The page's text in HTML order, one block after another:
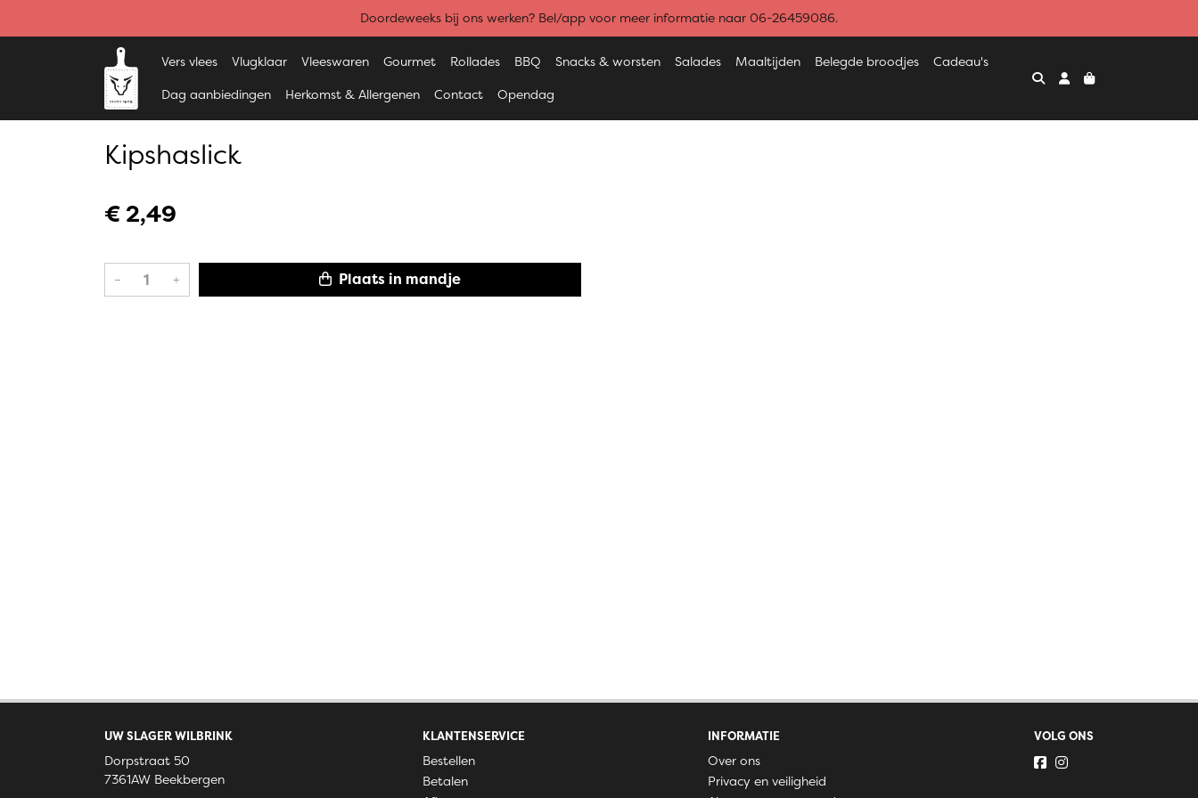
Doordeweeks bij ons werken? Bel/app voor meer informatie naar 06-26459086.
Vers vlees Vlugklaar Vleeswaren Gourmet Rollades BBQ Snacks & worsten Salades Maaltijden Belegde broodjes Cadeau's
Dag aanbiedingen Herkomst & Allergenen Contact Opendag
Kipshaslick
€ 2,49
– + Plaats in mandje
UW SLAGER WILBRINK
Dorpstraat 50
7361AW Beekbergen
KLANTENSERVICE
Bestellen
Betalen
INFORMATIE
Over ons
Privacy en veiligheid
VOLG ONS